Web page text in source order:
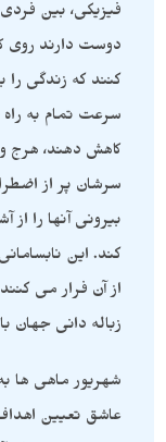
فیزیکی، بین
دوست دارند روی
کنند که زندگی را
سرعت تمام به راه
کاهش دهند، هرج
سرشان پر از
بیرونی آنها را
کند. این
از آن فرار می
زباله دانی جهان
شهریور ماهی ها
عاشق تعیین